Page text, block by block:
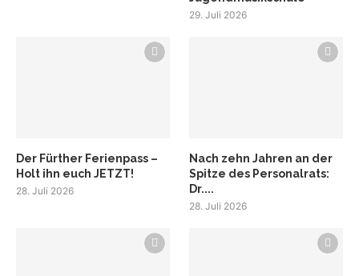
29. Juli 2026
Der Fürther Ferienpass –
Holt ihn euch JETZT!
28. Juli 2026
Nach zehn Jahren an der
Spitze des Personalrats:
Dr....
28. Juli 2026